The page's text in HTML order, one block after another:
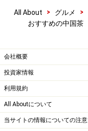
All About > グルメ >
おすすめの中国茶
会社概要
投資家情報
利用規約
All Aboutについて
当サイトの情報についての注意